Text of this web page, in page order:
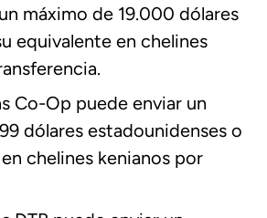
máximo de 19.000 dólares
equivalente en chelines
Co-Op puede enviar un
dólares estadounidenses o
chelines kenianos por